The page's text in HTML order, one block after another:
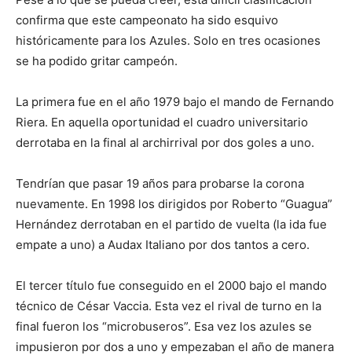
confirma que este campeonato ha sido esquivo
históricamente para los Azules. Solo en tres ocasiones
se ha podido gritar campeón.
La primera fue en el año 1979 bajo el mando de Fernando
Riera. En aquella oportunidad el cuadro universitario
derrotaba en la final al archirrival por dos goles a uno.
Tendrían que pasar 19 años para probarse la corona
nuevamente. En 1998 los dirigidos por Roberto “Guagua”
Hernández derrotaban en el partido de vuelta (la ida fue
empate a uno) a Audax Italiano por dos tantos a cero.
El tercer título fue conseguido en el 2000 bajo el mando
técnico de César Vaccia. Esta vez el rival de turno en la
final fueron los “microbuseros”. Esa vez los azules se
impusieron por dos a uno y empezaban el año de manera